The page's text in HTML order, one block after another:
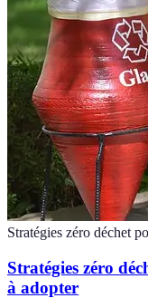
Stratégies zéro déchet
Stratégies zéro
à adopter